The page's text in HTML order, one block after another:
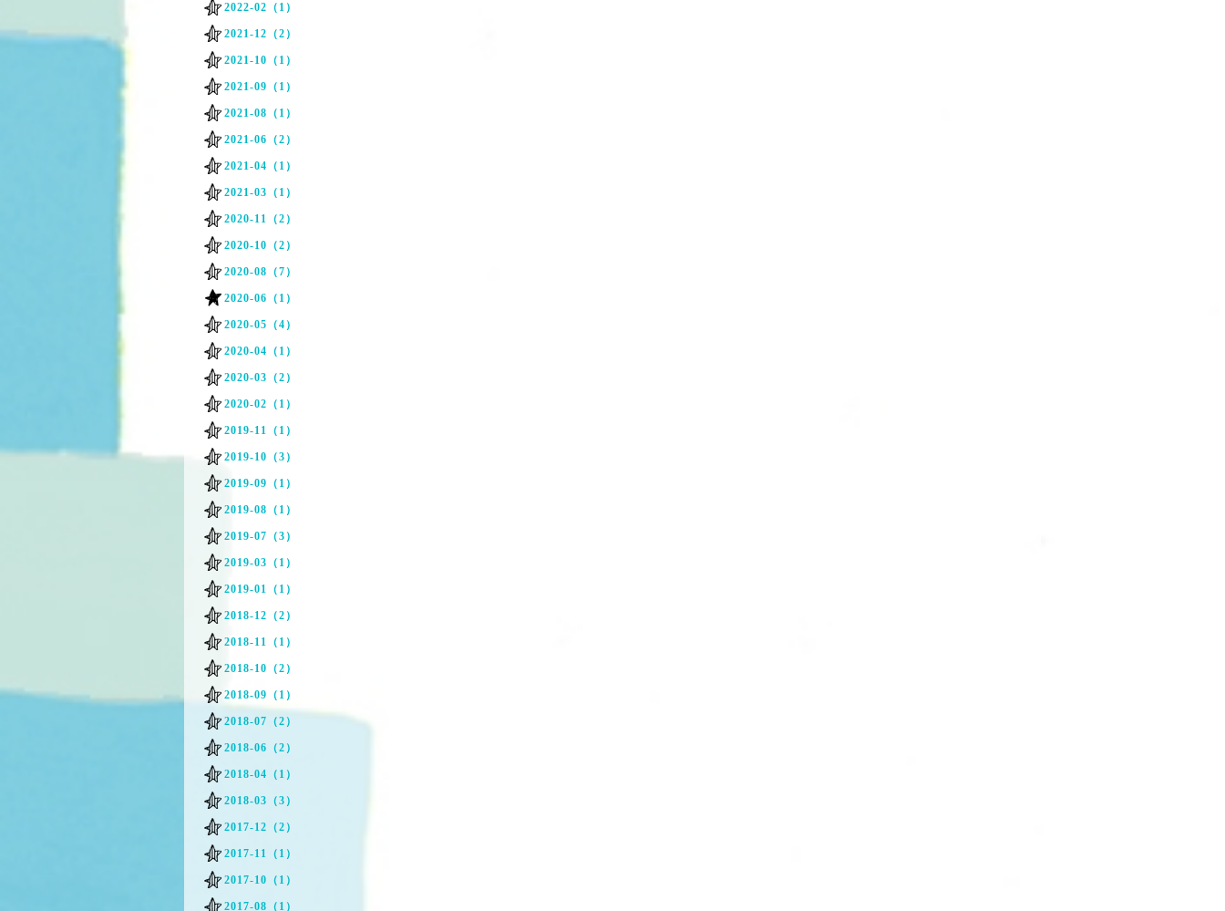
2022-02（1）
2021-12（2）
2021-10（1）
2021-09（1）
2021-08（1）
2021-06（2）
2021-04（1）
2021-03（1）
2020-11（2）
2020-10（2）
2020-08（7）
2020-06（1）
2020-05（4）
2020-04（1）
2020-03（2）
2020-02（1）
2019-11（1）
2019-10（3）
2019-09（1）
2019-08（1）
2019-07（3）
2019-03（1）
2019-01（1）
2018-12（2）
2018-11（1）
2018-10（2）
2018-09（1）
2018-07（2）
2018-06（2）
2018-04（1）
2018-03（3）
2017-12（2）
2017-11（1）
2017-10（1）
2017-08（1）